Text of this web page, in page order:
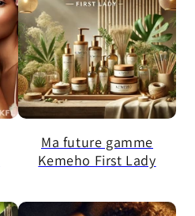
Ma future gamme
Kemeho First Lady